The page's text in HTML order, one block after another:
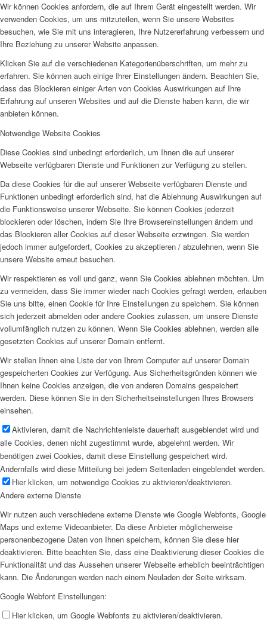
Wir können Cookies anfordern, die auf Ihrem Gerät eingestellt werden. Wir
verwenden Cookies, um uns mitzuteilen, wenn Sie unsere Websites
besuchen, wie Sie mit uns interagieren, Ihre Nutzererfahrung verbessern und
Ihre Beziehung zu unserer Website anpassen.
Klicken Sie auf die verschiedenen Kategorienüberschriften, um mehr zu
erfahren. Sie können auch einige Ihrer Einstellungen ändern. Beachten Sie,
dass das Blockieren einiger Arten von Cookies Auswirkungen auf Ihre
Erfahrung auf unseren Websites und auf die Dienste haben kann, die wir
anbieten können.
Notwendige Website Cookies
Diese Cookies sind unbedingt erforderlich, um Ihnen die auf unserer
Webseite verfügbaren Dienste und Funktionen zur Verfügung zu stellen.
Da diese Cookies für die auf unserer Webseite verfügbaren Dienste und
Funktionen unbedingt erforderlich sind, hat die Ablehnung Auswirkungen auf
die Funktionsweise unserer Webseite. Sie können Cookies jederzeit
blockieren oder löschen, indem Sie Ihre Browsereinstellungen ändern und
das Blockieren aller Cookies auf dieser Webseite erzwingen. Sie werden
jedoch immer aufgefordert, Cookies zu akzeptieren / abzulehnen, wenn Sie
unsere Website erneut besuchen.
Wir respektieren es voll und ganz, wenn Sie Cookies ablehnen möchten. Um
zu vermeiden, dass Sie immer wieder nach Cookies gefragt werden, erlauben
Sie uns bitte, einen Cookie für Ihre Einstellungen zu speichern. Sie können
sich jederzeit abmelden oder andere Cookies zulassen, um unsere Dienste
vollumfänglich nutzen zu können. Wenn Sie Cookies ablehnen, werden alle
gesetzten Cookies auf unserer Domain entfernt.
Wir stellen Ihnen eine Liste der von Ihrem Computer auf unserer Domain
gespeicherten Cookies zur Verfügung. Aus Sicherheitsgründen können wie
Ihnen keine Cookies anzeigen, die von anderen Domains gespeichert
werden. Diese können Sie in den Sicherheitseinstellungen Ihres Browsers
einsehen.
Aktivieren, damit die Nachrichtenleiste dauerhaft ausgeblendet wird und
alle Cookies, denen nicht zugestimmt wurde, abgelehnt werden. Wir
benötigen zwei Cookies, damit diese Einstellung gespeichert wird.
Andernfalls wird diese Mitteilung bei jedem Seitenladen eingeblendet werden.
Hier klicken, um notwendige Cookies zu aktivieren/deaktivieren.
Andere externe Dienste
Wir nutzen auch verschiedene externe Dienste wie Google Webfonts, Google
Maps und externe Videoanbieter. Da diese Anbieter möglicherweise
personenbezogene Daten von Ihnen speichern, können Sie diese hier
deaktivieren. Bitte beachten Sie, dass eine Deaktivierung dieser Cookies die
Funktionalität und das Aussehen unserer Webseite erheblich beeinträchtigen
kann. Die Änderungen werden nach einem Neuladen der Seite wirksam.
Google Webfont Einstellungen:
Hier klicken, um Google Webfonts zu aktivieren/deaktivieren.